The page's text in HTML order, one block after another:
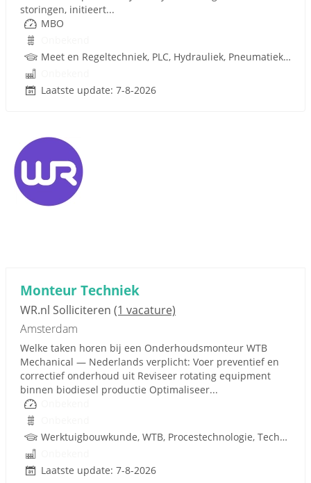
storingen, initieert...
MBO
Meet en Regeltechniek, PLC, Hydrauliek, Pneumatiek, Techniek
Laatste update: 7-8-2026
Monteur Techniek
WR.nl Solliciteren (1 vacature)
Amsterdam
Welke taken horen bij een Onderhoudsmonteur WTB
Mechanical — Nederlands verplicht: Voer preventief en
correctief onderhoud uit Reviseer rotating equipment
binnen biodiesel productie Optimaliseer...
Werktuigbouwkunde, WTB, Procestechnologie, Techniek
Laatste update: 7-8-2026